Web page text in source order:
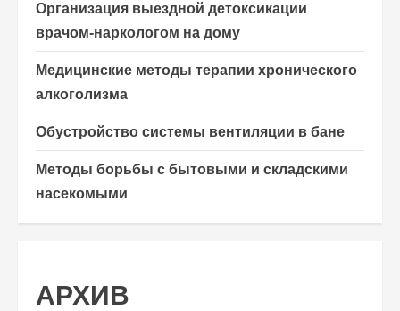
Организация выездной детоксикации
врачом-наркологом на дому
Медицинские методы терапии хронического
алкоголизма
Обустройство системы вентиляции в бане
Методы борьбы с бытовыми и складскими
насекомыми
АРХИВ